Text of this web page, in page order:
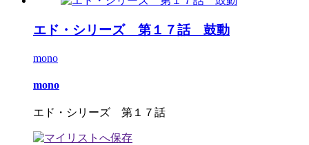
エド・シリーズ 第１７話 鼓動
mono
mono
エド・シリーズ 第１７話